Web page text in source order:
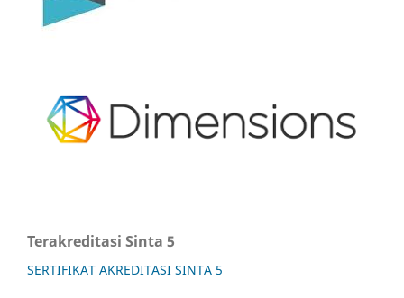
Terakreditasi Sinta 5
SERTIFIKAT AKREDITASI SINTA 5